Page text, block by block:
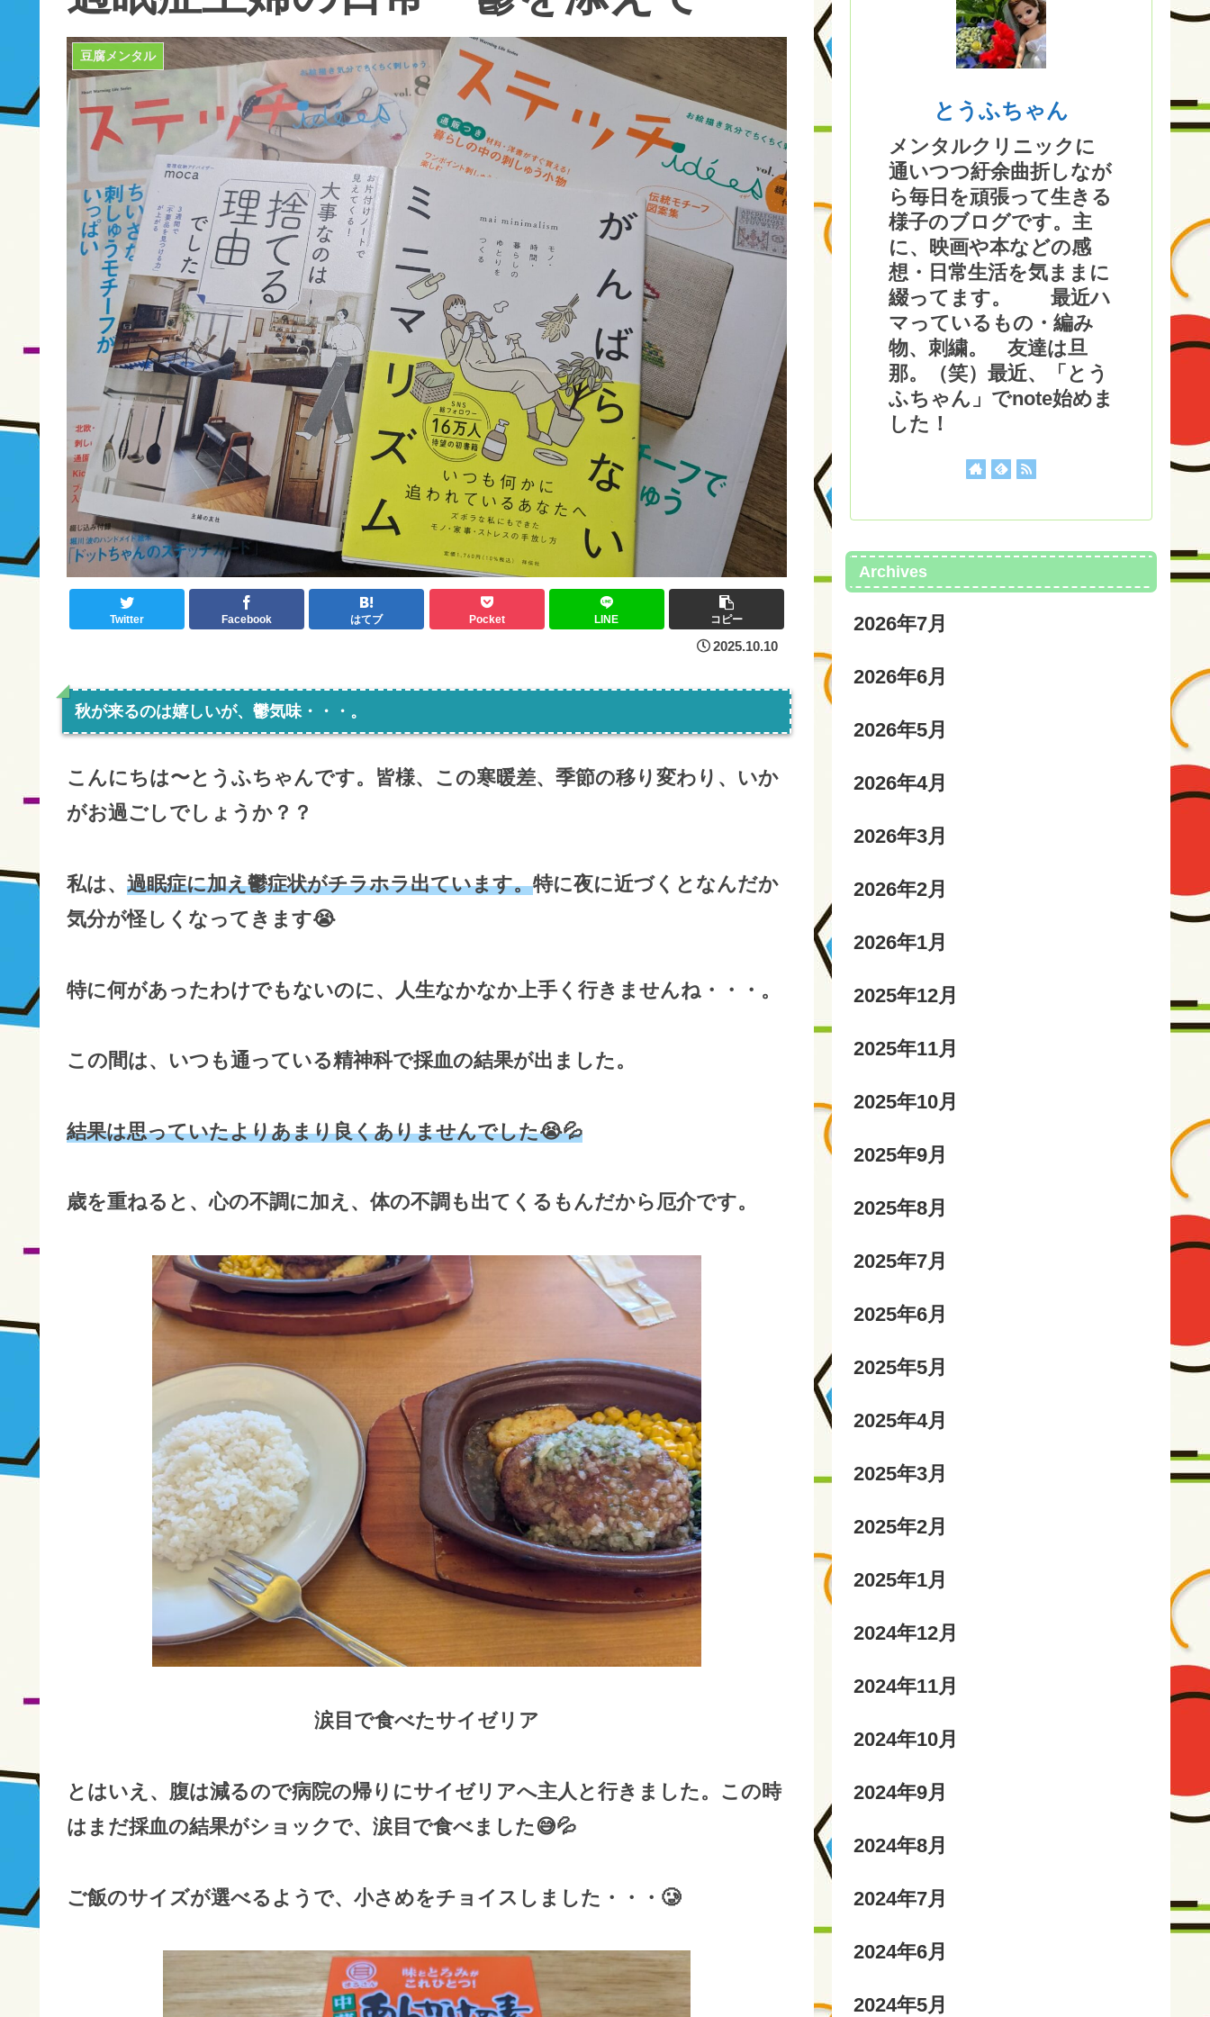
豆腐メンタル
Twitter Facebook はてブ Pocket LINE コピー
2025.10.10
秋が来るのは嬉しいが、鬱気味・・・。
こんにちは〜とうふちゃんです。皆様、この寒暖差、季節の移り変わり、いか
がお過ごしでしょうか？？
私は、 過眠症に加え鬱症状がチラホラ出ています。特に夜に近づくとなんだか
気分が怪しくなってきます😭
特に何があったわけでもないのに、人生なかなか上手く行きませんね・・・。
この間は、いつも通っている精神科で採血の結果が出ました。
結果は思っていたよりあまり良くありませんでした😭💦
歳を重ねると、心の不調に加え、体の不調も出てくるもんだから厄介です。
涙目で食べたサイゼリア
とはいえ、腹は減るので病院の帰りにサイゼリアへ主人と行きました。この時
はまだ採血の結果がショックで、涙目で食べました😅💦
ご飯のサイズが選べるようで、小さめをチョイスしました・・・🥲
とうふちゃん
メンタルクリニックに
通いつつ紆余曲折しなが
ら毎日を頑張って生きる
様子のブログです。主
に、映画や本などの感
想・日常生活を気ままに
綴ってます。 最近ハ
マっているもの・編み
物、刺繍。 友達は旦
那。（笑）最近、「とう
ふちゃん」でnote始めま
した！
Archives
2026年7月
2026年6月
2026年5月
2026年4月
2026年3月
2026年2月
2026年1月
2025年12月
2025年11月
2025年10月
2025年9月
2025年8月
2025年7月
2025年6月
2025年5月
2025年4月
2025年3月
2025年2月
2025年1月
2024年12月
2024年11月
2024年10月
2024年9月
2024年8月
2024年7月
2024年6月
2024年5月